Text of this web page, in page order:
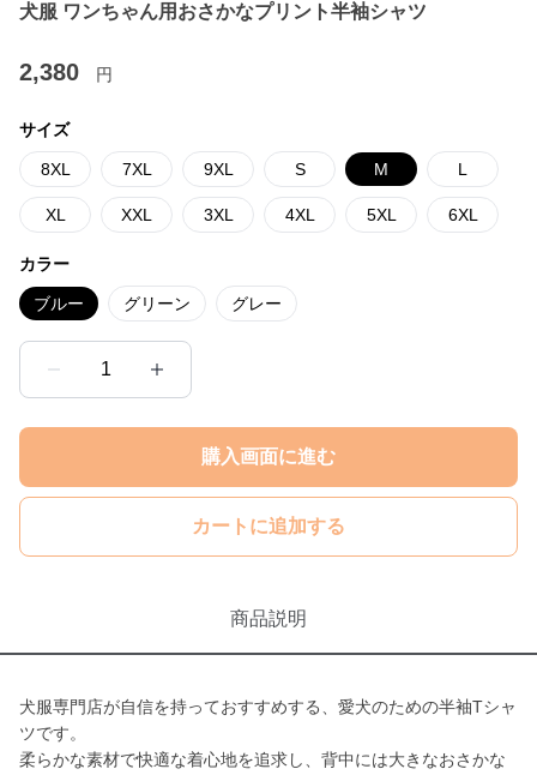
犬服 ワンちゃん用おさかなプリント半袖シャツ
2,380 円
サイズ
8XL 7XL 9XL S M L
XL XXL 3XL 4XL 5XL 6XL
カラー
ブルー グリーン グレー
1
購入画面に進む
カートに追加する
商品説明
犬服専門店が自信を持っておすすめする、愛犬のための半袖Tシャ
ツです。
柔らかな素材で快適な着心地を追求し、背中には大きなおさかな